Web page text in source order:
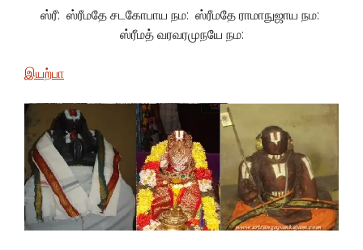
ஸ்ரீ: ஸ்ரீமதே சடகோபாய நம: ஸ்ரீமதே ராமாநுஜாய நம:
ஸ்ரீமத் வரவரமுநயே நம:
இயற்பா